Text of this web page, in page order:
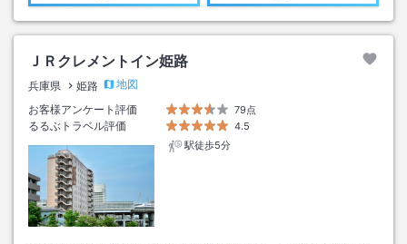
ＪＲクレメントイン姫路
兵庫県 姫路
地図
お客様アンケート評価
79点
るるぶトラベル評価
4.5
駅徒歩5分